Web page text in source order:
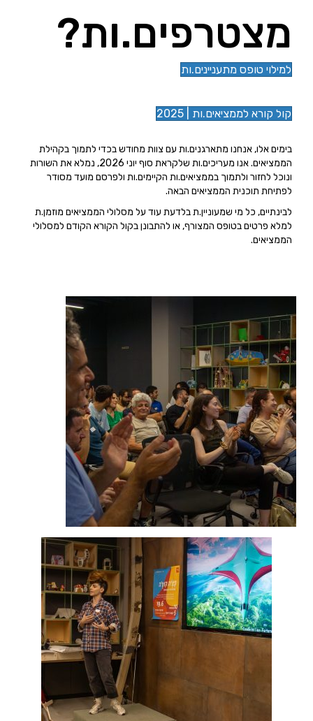
מצטרפים.ות?
למילוי טופס מתעניינים.ות
קול קורא לממציאים.ות | 2025
בימים אלו, אנחנו מתארגנים.ות עם צוות מחודש בכדי לתמוך בקהילת
הממציאים. אנו מעריכים.ות שלקראת סוף יוני 2026, נמלא את השורות
ונוכל לחזור ולתמוך בממציאים.ות הקיימים.ות ולפרסם מועד מסודר
לפתיחת תוכנית הממציאים הבאה.
לבינתיים, כל מי שמעוניין.ת בלדעת עוד על מסלולי הממציאים מוזמן.ת
למלא פרטים בטופס המצורף, או להתבונן בקול הקורא הקודם למסלולי
הממציאים.